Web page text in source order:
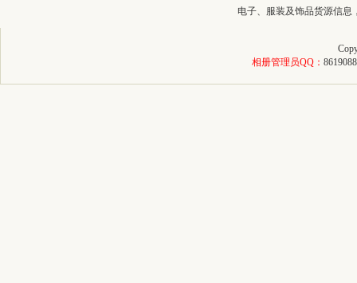
电子、服装及饰品货源信
相册管理员QQ： 8619088